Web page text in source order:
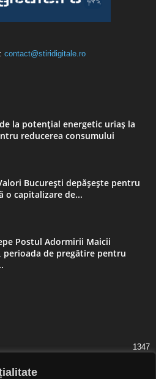
contact@stiridigitale.ro
la potențial energetic uriaș la
reducerea consumului
București depășește pentru
o capitalizare de...
Postul Adormirii Maicii
perioada de pregătire pentru
1347